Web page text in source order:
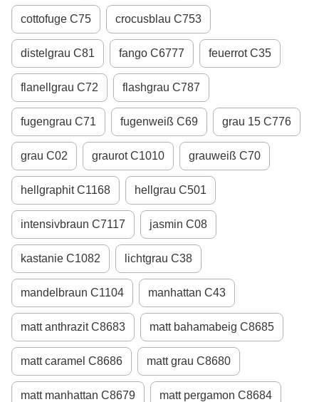
cottofuge С75 crocusblau С753
distelgrau С81 fango С6777 feuerrot С35
flanellgrau С72 flashgrau С787
fugengrau С71 fugenweiß С69 grau 15 С776
grau С02 graurot С1010 grauweiß С70
hellgraphit С1168 hellgrau С501
intensivbraun С7117 jasmin С08
kastanie С1082 lichtgrau С38
mandelbraun С1104 manhattan С43
matt anthrazit C8683 matt bahamabeig C8685
matt caramel C8686 matt grau C8680
matt manhattan C8679 matt pergamon C8684